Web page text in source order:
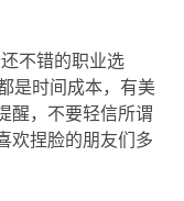
不错的职业选
是时间成本，有美
醒，不要轻信所谓
欢捏脸的朋友们多